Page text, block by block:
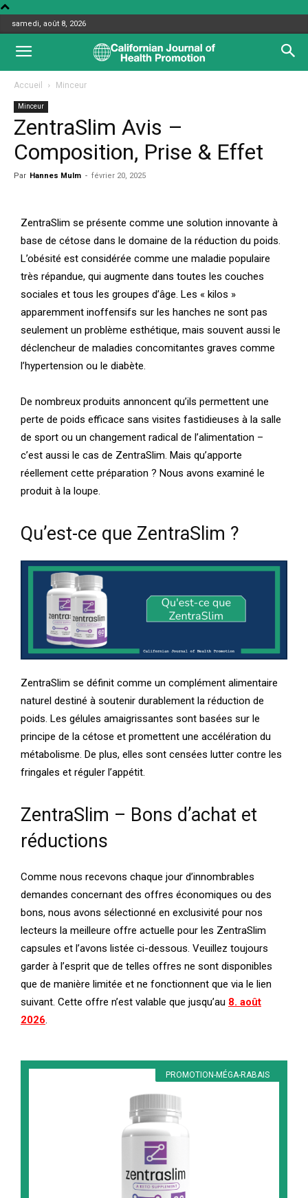
samedi, août 8, 2026
Accueil Minceur
Minceur
ZentraSlim Avis –
Composition, Prise & Effet
Par Hannes Mulm - février 20, 2025
ZentraSlim se présente comme une solution innovante à
base de cétose dans le domaine de la réduction du poids.
L’obésité est considérée comme une maladie populaire
très répandue, qui augmente dans toutes les couches
sociales et tous les groupes d’âge. Les « kilos »
apparemment inoffensifs sur les hanches ne sont pas
seulement un problème esthétique, mais souvent aussi le
déclencheur de maladies concomitantes graves comme
l’hypertension ou le diabète.
De nombreux produits annoncent qu’ils permettent une
perte de poids efficace sans visites fastidieuses à la salle
de sport ou un changement radical de l’alimentation –
c’est aussi le cas de ZentraSlim. Mais qu’apporte
réellement cette préparation ? Nous avons examiné le
produit à la loupe.
Qu’est-ce que ZentraSlim ?
ZentraSlim se définit comme un complément alimentaire
naturel destiné à soutenir durablement la réduction de
poids. Les gélules amaigrissantes sont basées sur le
principe de la cétose et promettent une accélération du
métabolisme. De plus, elles sont censées lutter contre les
fringales et réguler l’appétit.
ZentraSlim – Bons d’achat et
réductions
Comme nous recevons chaque jour d’innombrables
demandes concernant des offres économiques ou des
bons, nous avons sélectionné en exclusivité pour nos
lecteurs la meilleure offre actuelle pour les ZentraSlim
capsules et l’avons listée ci-dessous. Veuillez toujours
garder à l’esprit que de telles offres ne sont disponibles
que de manière limitée et ne fonctionnent que via le lien
suivant. Cette offre n’est valable que jusqu’au 8. août
2026.
PROMOTION-MÉGA-RABAIS